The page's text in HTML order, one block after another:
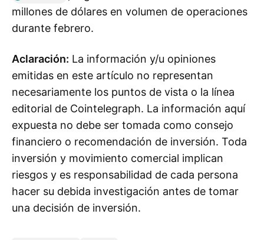
millones de dólares en volumen de operaciones
durante febrero.
Aclaración: La información y/u opiniones
emitidas en este artículo no representan
necesariamente los puntos de vista o la línea
editorial de Cointelegraph. La información aquí
expuesta no debe ser tomada como consejo
financiero o recomendación de inversión. Toda
inversión y movimiento comercial implican
riesgos y es responsabilidad de cada persona
hacer su debida investigación antes de tomar
una decisión de inversión.